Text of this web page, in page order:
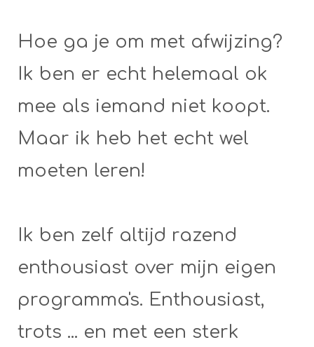
Hoe ga je om met afwijzing?
Ik ben er echt helemaal ok
mee als iemand niet koopt.
Maar ik heb het echt wel
moeten leren!
Ik ben zelf altijd razend
enthousiast over mijn eigen
programma's. Enthousiast,
trots ... en met een sterk